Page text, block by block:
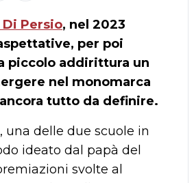
Persio, nel 2023
per poi
piccolo addirittura un
nel monomarca
tutto da definire.
una delle due scuole in
ideato dal papà del
svolte al